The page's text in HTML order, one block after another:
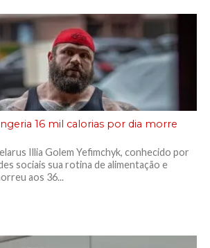
16 mil calorias por dia morre
Illia Golem Yefimchyk, conhecido por
sociais sua rotina de alimentação e
aos 36...